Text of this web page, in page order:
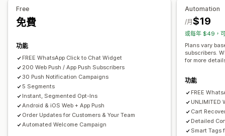
選擇加入
互動追蹤
可自訂小工具
行為追蹤
Free
免費
功能
FREE WhatsApp Click to Chat Widget
200 Web Push / App Push Subscribers
30 Push Notification Campaigns
5 Segments
Instant, Segmented Opt-Ins
Android & iOS Web + App Push
Order Updates for Customers & Your Team
Automated Welcome Campaign
Automation
$19
/月
或每年 $49，
Plans vary
subscribers.
for more
功能
FREE
UNLIMITED
Cart
Detailed
Smart Tags